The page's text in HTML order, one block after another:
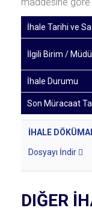
İhale Tarihi ve
İlgili Birim /
İhale Durumu
Son Müracaat
İHALE
Dosyayı İndir
DIĞER